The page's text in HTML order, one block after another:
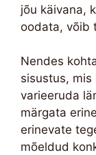
jõu käivana,
oodata, võib
Nendes
sisustus, mis
varieeruda
märgata
erinevate
mõeldud